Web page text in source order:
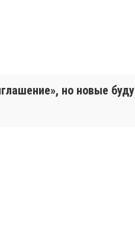
но новые